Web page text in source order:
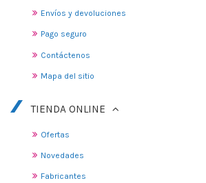
Envíos y devoluciones
Pago seguro
Contáctenos
Mapa del sitio
TIENDA ONLINE
Ofertas
Novedades
Fabricantes